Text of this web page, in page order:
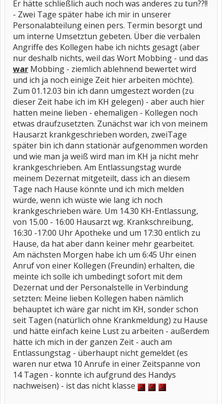
Er hätte schließlich auch noch was anderes zu tun??!!
- Zwei Tage später habe ich mir in unserer
Personalabteilung einen pers. Termin besorgt und
um interne Umsetztun gebeten. Über die verbalen
Angriffe des Kollegen habe ich nichts gesagt (aber
nur deshalb nichts, weil das Wort Mobbing - und das
war Mobbing - ziemlich ablehnend bewertet wird
und ich ja noch einige Zeit hier arbeiten möchte).
Zum 01.12.03 bin ich dann umgestezt worden (zu
dieser Zeit habe ich im KH gelegen) - aber auch hier
hatten meine lieben - ehemaligen - Kollegen noch
etwas draufzusetzten. Zunächst war ich von meinem
Hausarzt krankgeschrieben worden, zweiTage
später bin ich dann stationär aufgenommen worden
und wie man ja weiß wird man im KH ja nicht mehr
krankgeschrieben. Am Entlassungstag wurde
meinem Dezernat mitgeteilt, dass ich an diesem
Tage nach Hause könnte und ich mich melden
würde, wenn ich wüste wie lang ich noch
krankgeschrieben wäre. Um 14.30 KH-Entlassung,
von 15.00 - 16:00 Hausarzt wg. Krankschreibung,
16:30 -17:00 Uhr Apotheke und um 17:30 entlich zu
Hause, da hat aber dann keiner mehr gearbeitet.
Am nächsten Morgen habe ich um 6:45 Uhr einen
Anruf von einer Kollegen (Freundin) erhalten, die
meinte ich solle ich umbedingt sofort mit dem
Dezernat und der Personalstelle in Verbindung
setzten: Meine lieben Kollegen haben nämlich
behauptet ich wäre gar nicht im KH, sonder schon
seit Tagen (natürlich ohne Krankmeldung) zu Hause
und hätte einfach keine Lust zu arbeiten - außerdem
hätte ich mich in der ganzen Zeit - auch am
Entlassungstag - überhaupt nicht gemeldet (es
waren nur etwa 10 Anrufe in einer Zeitspanne von
14 Tagen - konnte ich aufgrund des Handys
nachweisen) - ist das nicht klasse